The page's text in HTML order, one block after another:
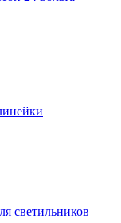
светильников